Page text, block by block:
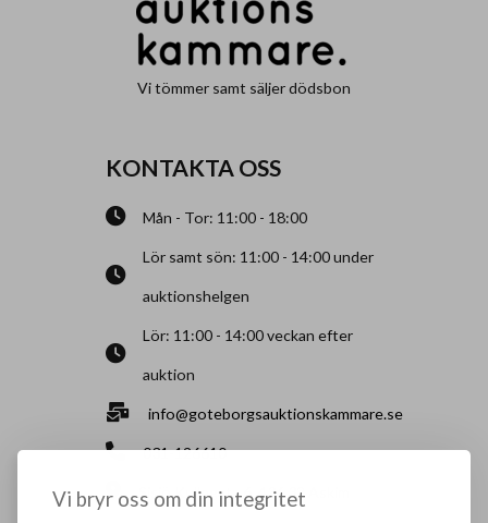
Vi bryr oss om din integritet
Vi tömmer samt säljer dödsbon
KONTAKTA OSS
Mån - Tor: 11:00 - 18:00
Lör samt sön: 11:00 - 14:00 under
auktionshelgen
Lör: 11:00 - 14:00 veckan efter
auktion
info@goteborgsauktionskammare.se
031-126610
Sisjö Kullegata 6, 436 32 Askim